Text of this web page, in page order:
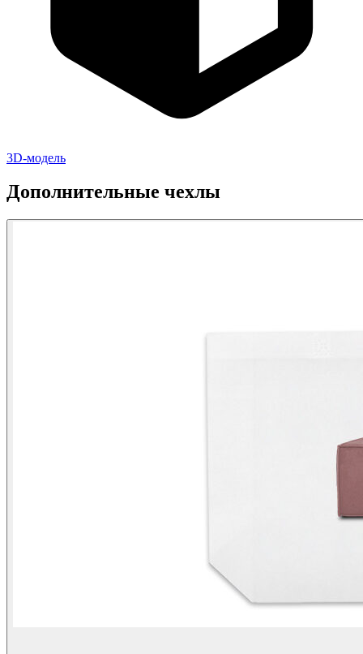
3D-модель
Дополнительные чехлы